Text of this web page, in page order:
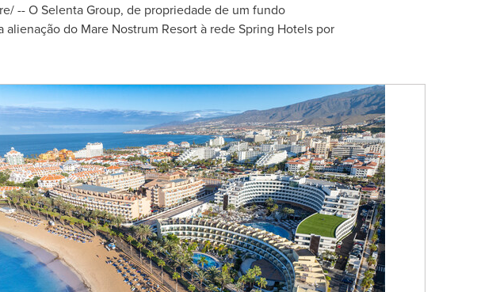
--OSelenta Group, de propriedade de um fundo
alienação do Mare Nostrum Resortà redeSpring Hotelspor